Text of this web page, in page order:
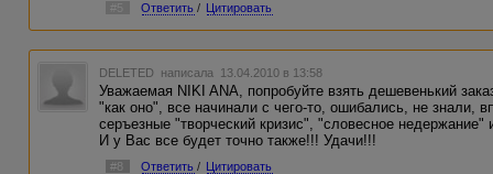
Ответить / Цитировать
DELETED написала 13.04.2010 в 13:58
Уважаемая NIKI ANA, попробуйте взять дешевенький
"как оно", все начинали с чего-то, ошибались, не знали,
серъезные "творческий кризис", "словесное
И у Вас все будет точно также!!! Удачи!!!
#8 Ответить / Цитировать